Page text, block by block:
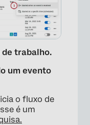
trabalho.
um evento
o fluxo de
é um